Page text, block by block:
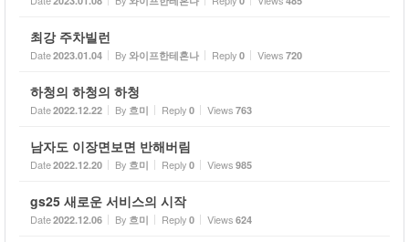
최강 주차빌런
Date2023.01.04 By 와이프한테혼나 Reply 0 Views 720
하청의 하청의 하청
Date2022.12.22 By 흐미 Reply 0 Views 763
남자도 이장면보면 반해버림
Date2022.12.20 By 흐미 Reply 0 Views 985
gs25 새로운 서비스의 시작
Date2022.12.06 By 흐미 Reply 0 Views 624